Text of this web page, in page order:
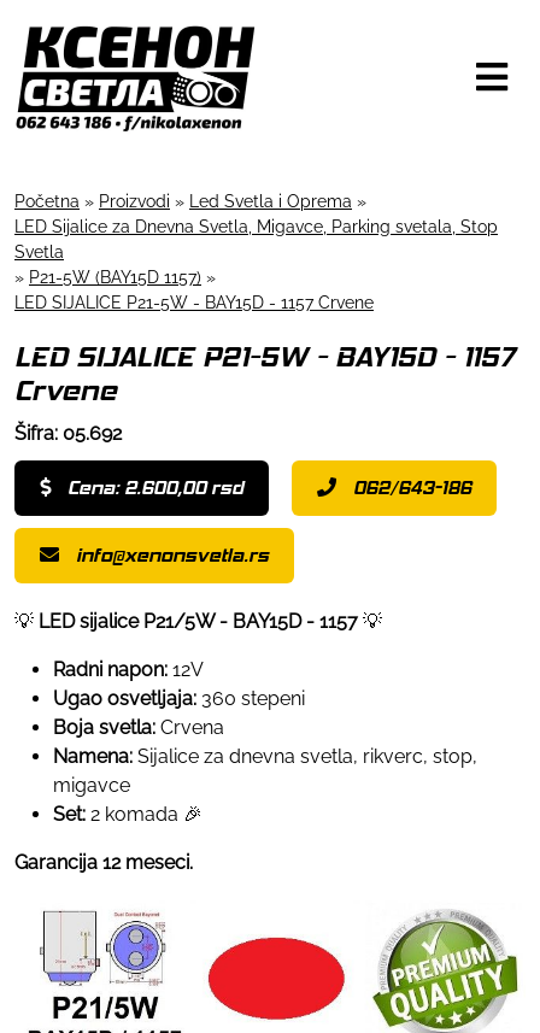
Početna » Proizvodi » Led Svetla i Oprema »
LED Sijalice za Dnevna Svetla, Migavce, Parking svetala, Stop
Svetla
» P21-5W (BAY15D 1157) »
LED SIJALICE P21-5W - BAY15D - 1157 Crvene
LED SIJALICE P21-5W - BAY15D - 1157
Crvene
Šifra: 05.692
Cena: 2.600,00 rsd 062/643-186
info@xenonsvetla.rs
💡 LED sijalice P21/5W - BAY15D - 1157 💡
Radni napon: 12V
Ugao osvetljaja: 360 stepeni
Boja svetla: Crvena
Namena: Sijalice za dnevna svetla, rikverc, stop,
migavce
Set: 2 komada 🎉
Garancija 12 meseci.